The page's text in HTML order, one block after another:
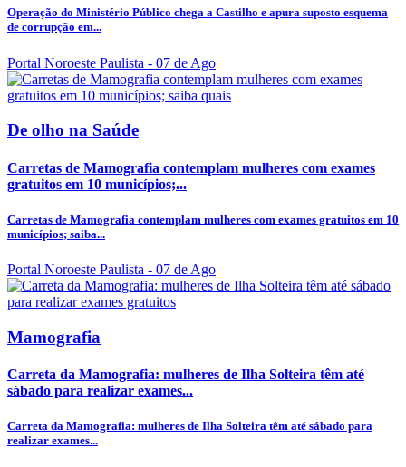
Operação do Ministério Público chega a Castilho e apura suposto esquema
de corrupção em...
Portal Noroeste Paulista - 07 de Ago
De olho na Saúde
Carretas de Mamografia contemplam mulheres com exames
gratuitos em 10 municípios;...
Carretas de Mamografia contemplam mulheres com exames gratuitos em 10
municípios; saiba...
Portal Noroeste Paulista - 07 de Ago
Mamografia
Carreta da Mamografia: mulheres de Ilha Solteira têm até
sábado para realizar exames...
Carreta da Mamografia: mulheres de Ilha Solteira têm até sábado para
realizar exames...